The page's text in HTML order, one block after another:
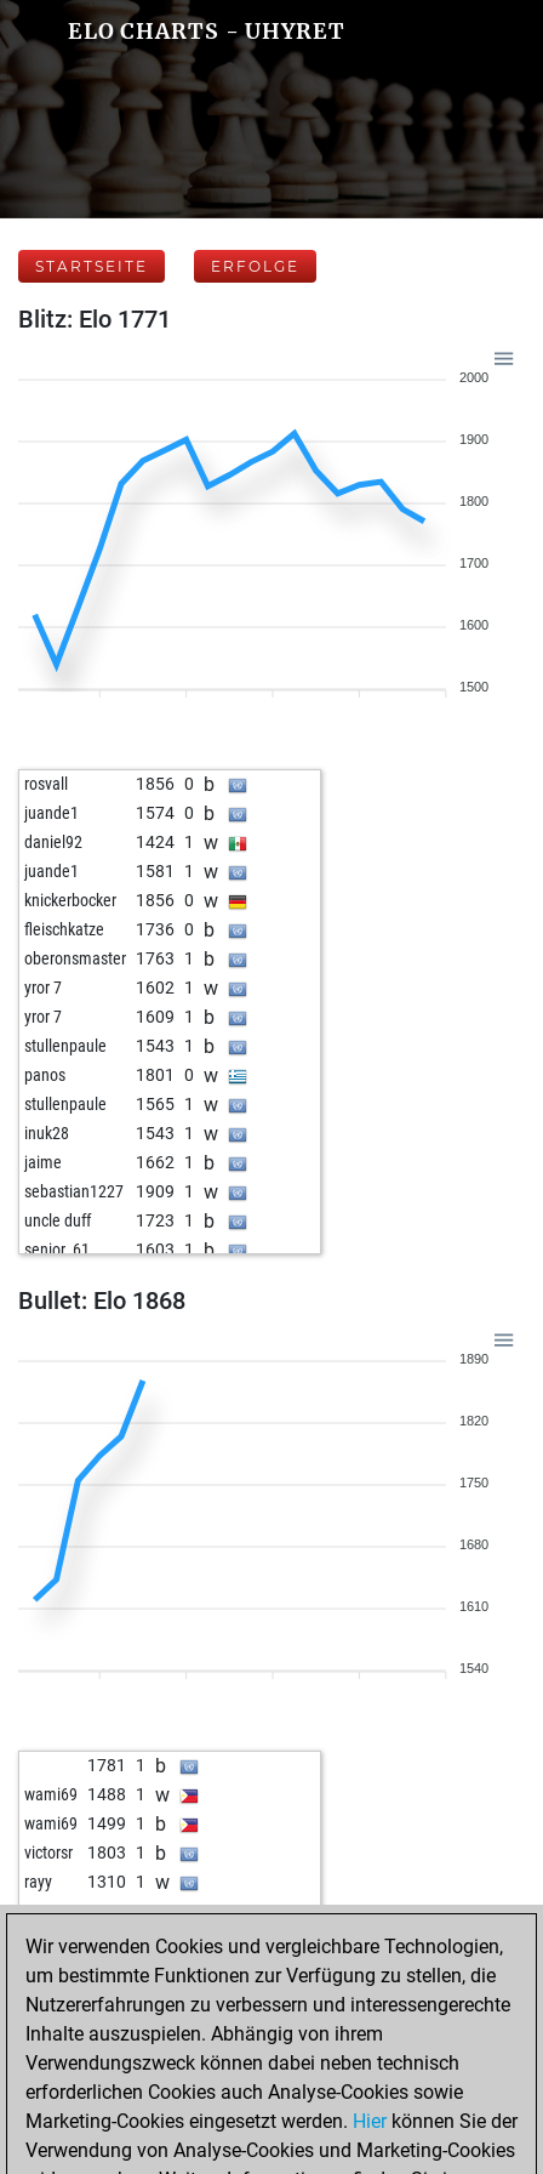
ELO CHARTS - UHYRET
STARTSEITE ERFOLGE
Blitz: Elo 1771
2000
1900
1800
1700
1600
1500
rosvall 1856 0 b
juande1 1574 0 b
daniel92 1424 1 w
juande1 1581 1 w
knickerbocker 1856 0 w
fleischkatze 1736 0 b
oberonsmaster 1763 1 b
yror 7 1602 1 w
yror 7 1609 1 b
stullenpaule 1543 1 b
panos 1801 0 w
stullenpaule 1565 1 w
inuk28 1543 1 w
jaime 1662 1 b
sebastian1227 1909 1 w
uncle duff 1723 1 b
senior_61 1603 1 b
Bullet: Elo 1868
1890
1820
1750
1680
1610
1540
1781 1 b
wami69 1488 1 w
wami69 1499 1 b
victorsr 1803 1 b
rayy 1310 1 w
Wir verwenden Cookies und vergleichbare Technologien,
um bestimmte Funktionen zur Verfügung zu stellen, die
Nutzererfahrungen zu verbessern und interessengerechte
Inhalte auszuspielen. Abhängig von ihrem
Verwendungszweck können dabei neben technisch
erforderlichen Cookies auch Analyse-Cookies sowie
Marketing-Cookies eingesetzt werden. Hierkönnen Sie der
Verwendung von Analyse-Cookies und Marketing-Cookies